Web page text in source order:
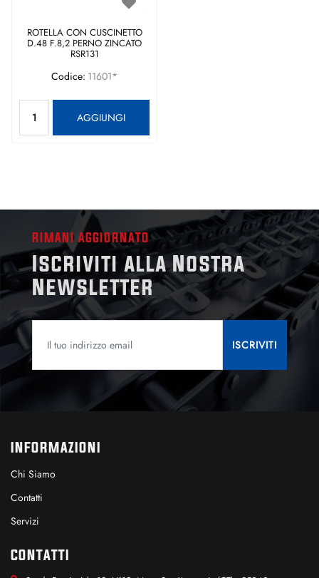
ROTELLA CON CUSCINETTO
D.48 F.8,2 PERNO ZINCATO
RSR131
Codice: 11601*
AGGIUNGI
RIMANI AGGIORNATO
Iscriviti alla Nostra
Newsletter
INFORMAZIONI
Chi Siamo
Contatti
Servizi
CONTATTI